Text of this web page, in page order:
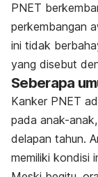
PNET
perkembangan
ini tidak
yang disebut
Seberapa
Kanker PNET
pada anak-
delapan tahun.
memiliki kondisi